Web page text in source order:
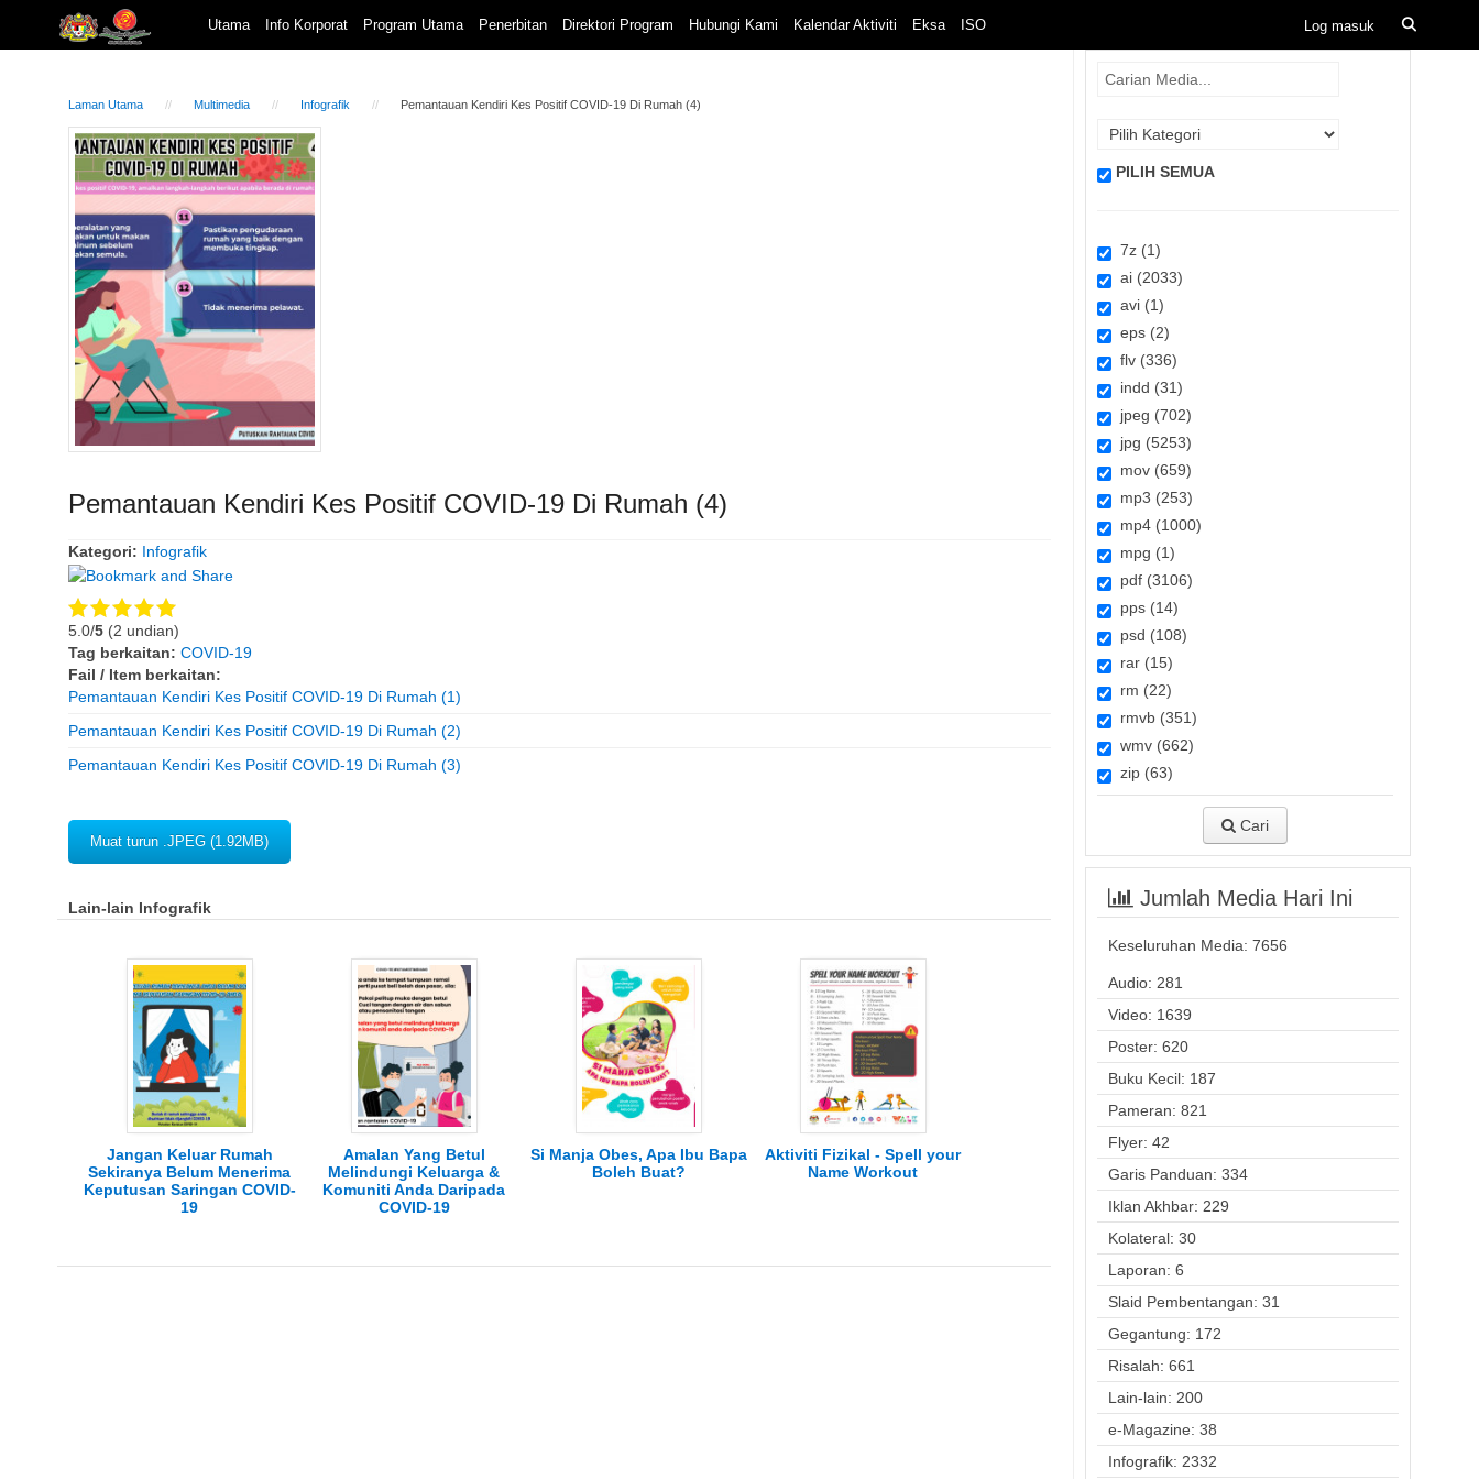
Utama Info Korporat Program Utama Penerbitan Direktori Program Hubungi Kami Kalendar Aktiviti Eksa ISO
Laman Utama Multimedia Infografik Pemantauan Kendiri Kes Positif COVID-19 Di Rumah (4)
Pemantauan Kendiri Kes Positif COVID-19 Di Rumah (4)
Kategori: Infografik
5.0/5 (2 undian)
Tag berkaitan: COVID-19
Fail / Item berkaitan:
Pemantauan Kendiri Kes Positif COVID-19 Di Rumah (1)
Pemantauan Kendiri Kes Positif COVID-19 Di Rumah (2)
Pemantauan Kendiri Kes Positif COVID-19 Di Rumah (3)
Muat turun .JPEG (1.92MB)
Lain-lain Infografik
Jangan Keluar Rumah
Sekiranya Belum Menerima
Keputusan Saringan COVID-
19
Amalan Yang Betul
Melindungi Keluarga &
Komuniti Anda Daripada
COVID-19
Si Manja Obes, Apa Ibu Bapa
Boleh Buat?
Aktiviti Fizikal - Spell your
Name Workout
PILIH SEMUA
7z (1)
ai (2033)
avi (1)
eps (2)
flv (336)
indd (31)
jpeg (702)
jpg (5253)
mov (659)
mp3 (253)
mp4 (1000)
mpg (1)
pdf (3106)
pps (14)
psd (108)
rar (15)
rm (22)
rmvb (351)
wmv (662)
zip (63)
Cari
Jumlah Media Hari Ini
Keseluruhan Media: 7656
Audio: 281
Video: 1639
Poster: 620
Buku Kecil: 187
Pameran: 821
Flyer: 42
Garis Panduan: 334
Iklan Akhbar: 229
Kolateral: 30
Laporan: 6
Slaid Pembentangan: 31
Gegantung: 172
Risalah: 661
Lain-lain: 200
e-Magazine: 38
Infografik: 2332